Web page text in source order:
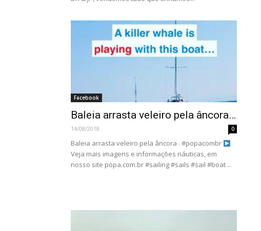
Facebook
Baleia arrasta veleiro pela âncora…
14/08/2018 0
Baleia arrasta veleiro pela âncora . #popacombr
Veja mais imagens e informações náuticas, em
nosso site popa.com.br #sailing #sails #sail #boat ...